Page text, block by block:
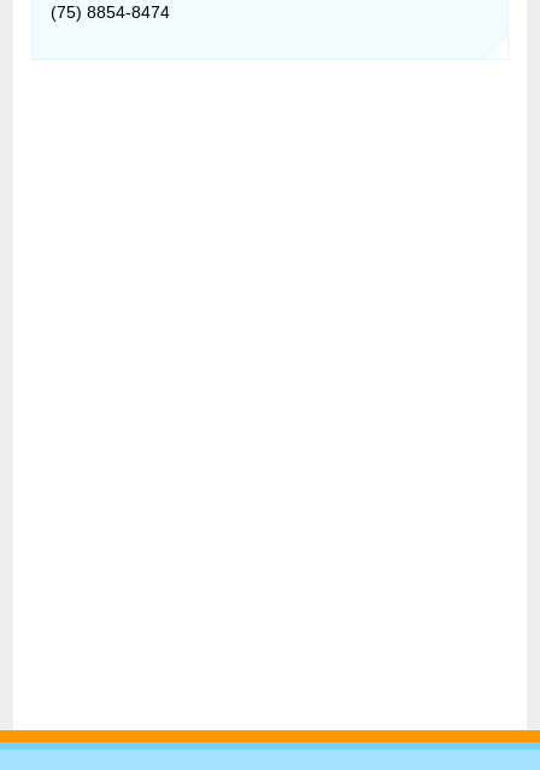
(75) 8854-8474